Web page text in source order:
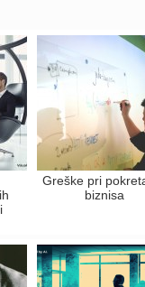
Greške pri
biznisa